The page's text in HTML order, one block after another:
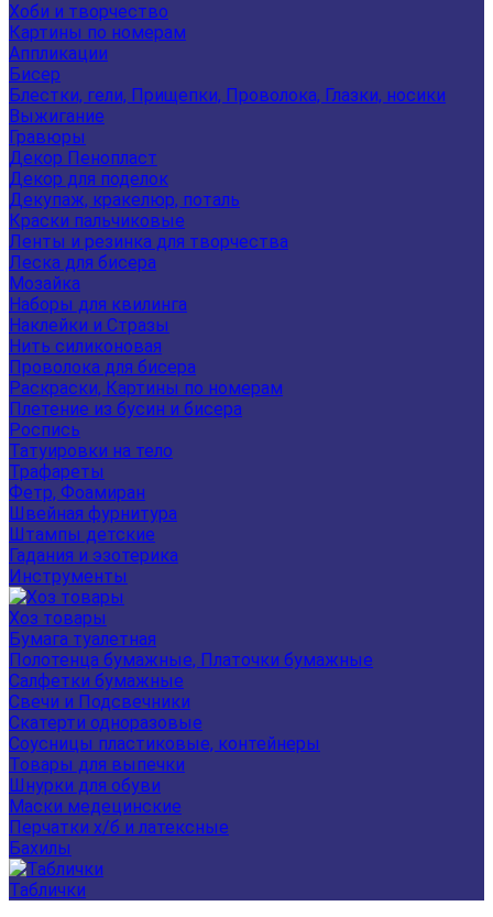
Хоби и творчество
Картины по номерам
Аппликации
Бисер
Блестки, гели, Прищепки, Проволока, Глазки, носики
Выжигание
Гравюры
Декор Пенопласт
Декор для поделок
Декупаж, кракелюр, поталь
Краски пальчиковые
Ленты и резинка для творчества
Леска для бисера
Мозайка
Наборы для квилинга
Наклейки и Стразы
Нить силиконовая
Проволока для бисера
Раскраски, Картины по номерам
Плетение из бусин и бисера
Роспись
Татуировки на тело
Трафареты
Фетр, Фоамиран
Швейная фурнитура
Штампы детские
Гадания и эзотерика
Инструменты
Хоз товары
Бумага туалетная
Полотенца бумажные, Платочки бумажные
Салфетки бумажные
Свечи и Подсвечники
Скатерти одноразовые
Соусницы пластиковые, контейнеры
Товары для выпечки
Шнурки для обуви
Маски медецинские
Перчатки х/б и латексные
Бахилы
Таблички